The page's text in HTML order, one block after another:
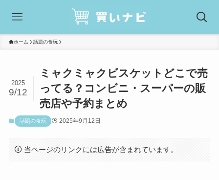
ホーム 話題の食玩
ミャクミャクビスケットどこで売
ってる？コンビニ・スーパーの販
売店や予約まとめ
2025
9/12
話題の食玩 2025年9月12日
当ページのリンクには広告が含まれています。